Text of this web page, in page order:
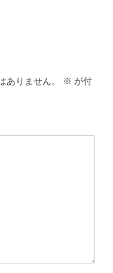
ありません。 ※ が付